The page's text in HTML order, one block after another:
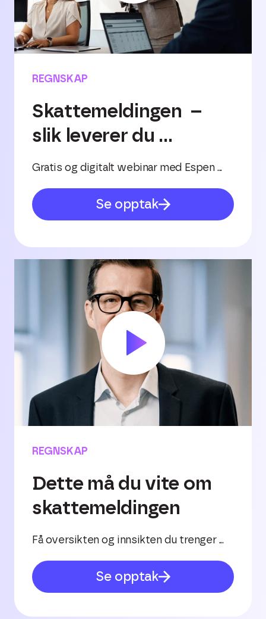
REGNSKAP
Skattemeldingen –
slik leverer du ...
Gratis og digitalt webinar med Espen ...
Se opptak
REGNSKAP
Dette må du vite om
skattemeldingen
Få oversikten og innsikten du trenger ...
Se opptak